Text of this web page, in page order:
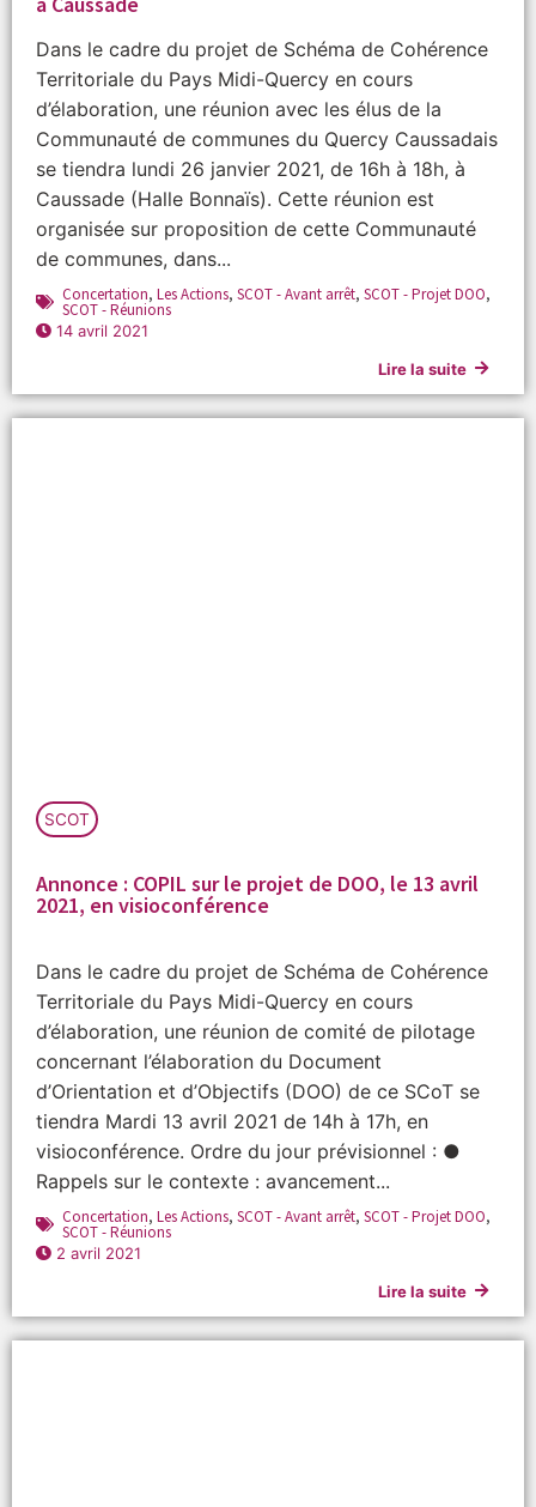
Dans le cadre du projet de Schéma de Cohérence
Territoriale du Pays Midi-Quercy en cours
d’élaboration, une réunion avec les élus de la
Communauté de communes du Quercy Caussadais
se tiendra lundi 26 janvier 2021, de 16h à 18h, à
Caussade (Halle Bonnaïs). Cette réunion est
organisée sur proposition de cette Communauté
de communes, dans...
Concertation, Les Actions, SCOT - Avant arrêt, SCOT - Projet DOO,
SCOT - Réunions
14 avril 2021
Lire la suite
SCOT
Annonce : COPIL sur le projet de DOO, le 13 avril
2021, en visioconférence
Dans le cadre du projet de Schéma de Cohérence
Territoriale du Pays Midi-Quercy en cours
d’élaboration, une réunion de comité de pilotage
concernant l’élaboration du Document
d’Orientation et d’Objectifs (DOO) de ce SCoT se
tiendra Mardi 13 avril 2021 de 14h à 17h, en
visioconférence. Ordre du jour prévisionnel : ●
Rappels sur le contexte : avancement...
Concertation, Les Actions, SCOT - Avant arrêt, SCOT - Projet DOO,
SCOT - Réunions
2 avril 2021
Lire la suite